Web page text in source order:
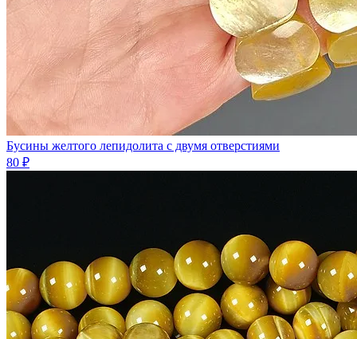
Бусины желтого лепидолита с двумя отверстиями
80 ₽